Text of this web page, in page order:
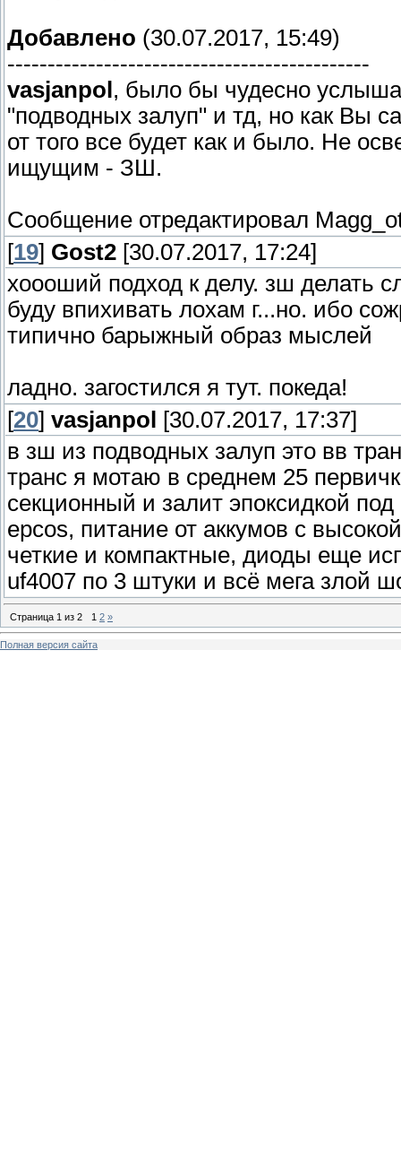
Добавлено (30.07.2017, 15:49)
---------------------------------------------
vasjanpol , было бы чудесно
"подводных залуп" и тд, но как Вы
от того все будет как и было. Не
ищущим - ЗШ.
Сообщение отредактировал
[19] Gost2 [30.07.2017, 17:24]
хоооший подход к делу. зш делать
буду впихивать лохам г...но. ибо
типично барыжный образ мыслей
ладно. загостился я тут. покеда!
[20] vasjanpol
[30.07.2017, 17:37]
в зш из подводных залуп это вв
транс я мотаю в среднем 25
секционный и залит эпоксидкой
epcos, питание от аккумов с
четкие и компактные, диоды еще
uf4007 по 3 штуки и всё мега злой
Страница 1 из 2 1 2 »
Полная версия сайта